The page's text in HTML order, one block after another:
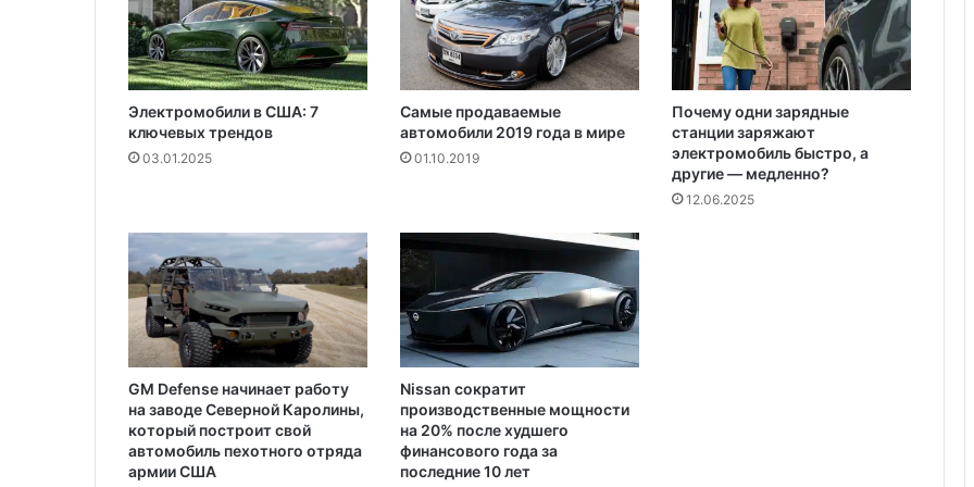
о
ю
а
о
У
р
а
и
н
Электромобили в США: 7
ключевых трендов
03.01.2025
Самые продаваемые
автомобили 2019 года в мире
01.10.2019
Почему одни зарядные
станции заряжают
электромобиль быстро, а
другие — медленно?
12.06.2025
GM Defense начинает работу
на заводе Северной Каролины,
который построит свой
автомобиль пехотного отряда
армии США
Nissan сократит
производственные мощности
на 20% после худшего
финансового года за
последние 10 лет